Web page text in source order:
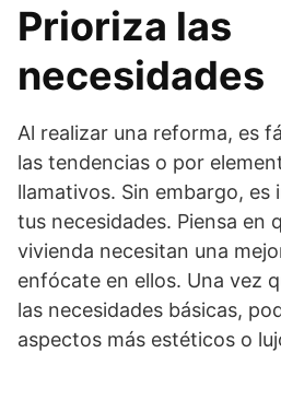
Prioriza las
necesidades
Al realizar una reforma, es
las tendencias o por
llamativos. Sin embargo,
tus necesidades. Piensa en
vivienda necesitan una
enfócate en ellos. Una vez
las necesidades básicas,
aspectos más estéticos o